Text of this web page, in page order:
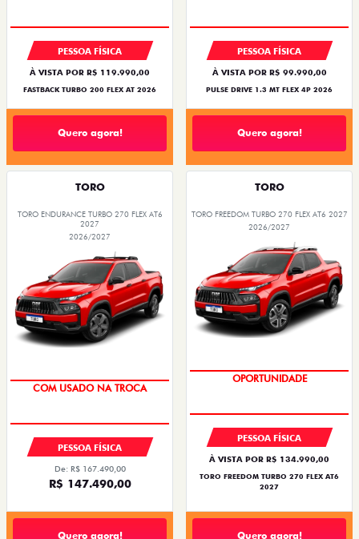
PESSOA FÍSICA
À VISTA POR R$ 119.990,00
FASTBACK TURBO 200 FLEX AT 2026
Quero agora!
PESSOA FÍSICA
À VISTA POR R$ 99.990,00
PULSE DRIVE 1.3 MT FLEX 4P 2026
Quero agora!
TORO
TORO ENDURANCE TURBO 270 FLEX AT6
2027
2026/2027
COM USADO NA TROCA
PESSOA FÍSICA
De: R$ 167.490,00
R$ 147.490,00
Quero agora!
TORO
TORO FREEDOM TURBO 270 FLEX AT6 2027
2026/2027
OPORTUNIDADE
PESSOA FÍSICA
À VISTA POR R$ 134.990,00
TORO FREEDOM TURBO 270 FLEX AT6
2027
Quero agora!